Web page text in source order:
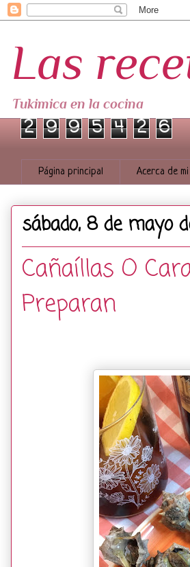
Las
Tukimica en la cocina
2 9 9 5 4 2 6
Página principal Acerca de mi
sábado, 8 de mayo
Cañaíllas O
Preparan